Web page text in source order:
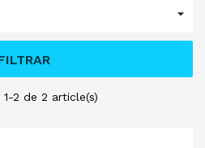

2 de 2 article(s)